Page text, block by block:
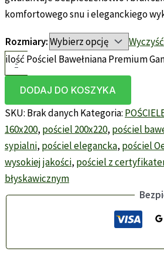
komfortowego snu i eleganckiego
Rozmiary:
Wyczyść
-
ilość Pościel Bawełniana Premium
DODAJ DO KOSZYKA
SKU: Brak danychKategoria:
160x200, pościel 200x220, pościel
sypialni, pościel elegancka, pościel
wysokiej jakości, pościel z
błyskawicznym